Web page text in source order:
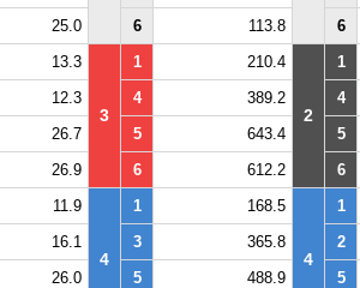
25.0 6 113.8 6
13.3
3
1 210.4
2
1
12.3 4 389.2
4
26.7 5 643.4
5
26.9 6 612.2 6
11.9
4
1 168.5
4
1
16.1 3 365.8
2
26.0 5 488.9
5